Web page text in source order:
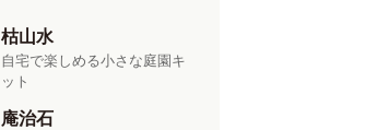
枯山水
自宅で楽しめる小さな庭園キ
ット
庵治石